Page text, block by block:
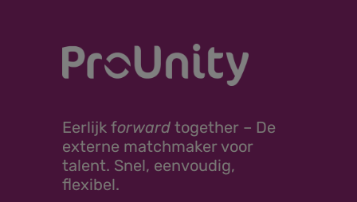
Eerlijk forward together – De
externe matchmaker voor
talent. Snel, eenvoudig,
flexibel.